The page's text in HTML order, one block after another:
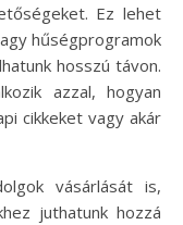
Ez lehet
hűségprogramok
hosszú távon.
azzal, hogyan
cikkeket vagy akár
vásárlását is,
juthatunk hozzá